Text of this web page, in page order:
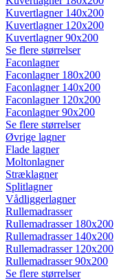
Kuvertlagner 140x200
Kuvertlagner 120x200
Kuvertlagner 90x200
Se flere størrelser
Faconlagner
Faconlagner 180x200
Faconlagner 140x200
Faconlagner 120x200
Faconlagner 90x200
Se flere størrelser
Øvrige lagner
Flade lagner
Moltonlagner
Stræklagner
Splitlagner
Vådliggerlagner
Rullemadrasser
Rullemadrasser 180x200
Rullemadrasser 140x200
Rullemadrasser 120x200
Rullemadrasser 90x200
Se flere størrelser